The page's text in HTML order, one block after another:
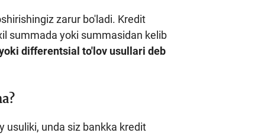
zarur bo'ladi. Kredit
summada yoki summasidan kelib
differentsial to'lov usullari deb
usuliki, unda siz bankka kredit